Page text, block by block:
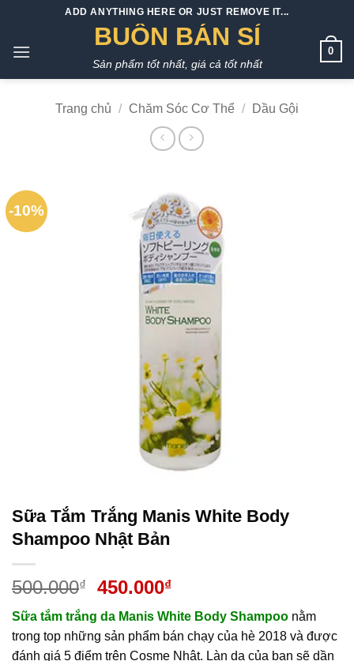
nội
ADD ANYTHING HERE OR JUST REMOVE IT...
BUÔN BÁN SỈ
Sản phẩm tốt nhất, giá cả tốt nhất
0
Trang chủ / Chăm Sóc Cơ Thể / Dầu Gội
-10%
Sữa Tắm Trắng Manis White Body
Shampoo Nhật Bản
500.000₫
Giá
là:
500.000₫.
450.000₫Giá
tại
là:
Sữa tắm trắng da Manis White Body Shampoo nằm
trong top những sản phẩm bán chạy của hè 2018 và được
đánh giá 5 điểm trên Cosme Nhật. Làn da của bạn sẽ dần